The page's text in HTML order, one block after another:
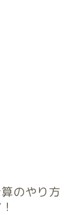
のやり方